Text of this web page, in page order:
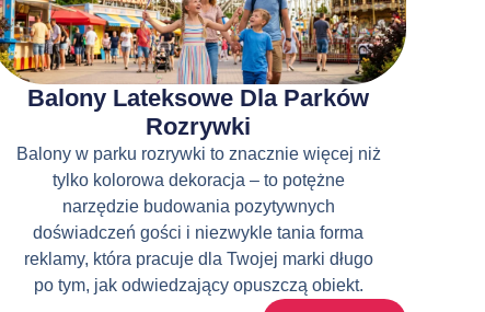
Balony Lateksowe Dla Parków
Rozrywki
Balony w parku rozrywki to znacznie więcej niż
tylko kolorowa dekoracja – to potężne
narzędzie budowania pozytywnych
doświadczeń gości i niezwykle tania forma
reklamy, która pracuje dla Twojej marki długo
po tym, jak odwiedzający opuszczą obiekt.